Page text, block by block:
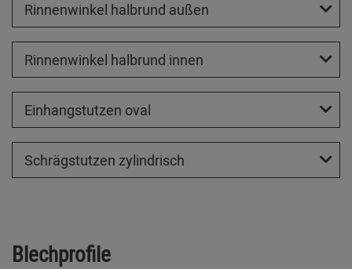
Rinnenwinkel halbrund außen
Rinnenwinkel halbrund innen
Einhangstutzen oval
Schrägstutzen zylindrisch
Blechprofile